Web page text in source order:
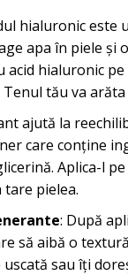
hialuronic este
apa în piele și
acid hialuronic
tău va
ajută la
care conține
Aplica-l
pielea.
: După
să aibă o
uscată sau îți